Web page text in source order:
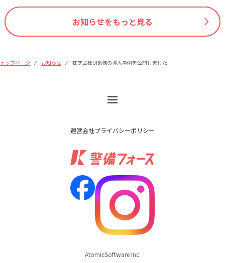
お知らせをもっと見る
トップページ ⁄ お知らせ ⁄ 株式会社URK様の導入事例を公開しました
運営会社プライバシーポリシー
AtomicSoftware Inc.